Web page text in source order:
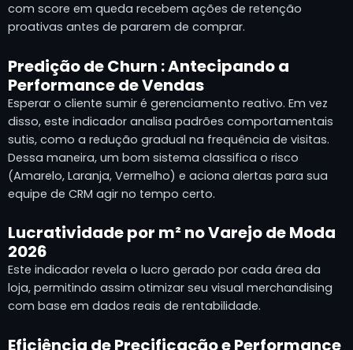
com score em queda recebem ações de retenção
proativas antes de pararem de comprar.
Predição de Churn : Antecipando a
Performance de Vendas
Esperar o cliente sumir é gerenciamento reativo. Em vez
disso, este indicador analisa padrões comportamentais
sutis, como a redução gradual na frequência de visitas.
Dessa maneira, um bom sistema classifica o risco
(Amarelo, Laranja, Vermelho) e aciona alertas para sua
equipe de CRM agir no tempo certo.
Lucratividade por m² no Varejo de Moda
2026
Este indicador revela o lucro gerado por cada área da
loja, permitindo assim otimizar seu visual merchandising
com base em dados reais de rentabilidade.
Eficiência de Precificação e Performance